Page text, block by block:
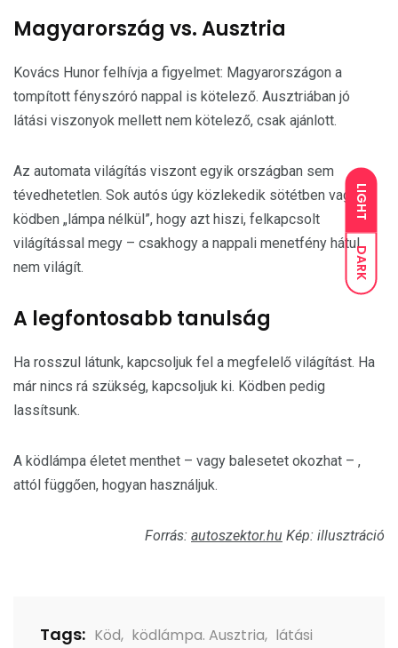
LIGHT
DARK
Magyarország vs. Ausztria
Kovács Hunor felhívja a figyelmet: Magyarországon a
tompított fényszóró nappal is kötelező. Ausztriában jó
látási viszonyok mellett nem kötelező, csak ajánlott.
Az automata világítás viszont egyik országban sem
tévedhetetlen. Sok autós úgy közlekedik sötétben vagy
ködben „lámpa nélkül”, hogy azt hiszi, felkapcsolt
világítással megy – csakhogy a nappali menetfény hátul
nem világít.
A legfontosabb tanulság
Ha rosszul látunk, kapcsoljuk fel a megfelelő világítást. Ha
már nincs rá szükség, kapcsoljuk ki. Ködben pedig
lassítsunk.
A ködlámpa életet menthet – vagy balesetet okozhat – ,
attól függően, hogyan használjuk.
Forrás: autoszektor.hu Kép: illusztráció
Tags: Köd, ködlámpa. Ausztria, látási